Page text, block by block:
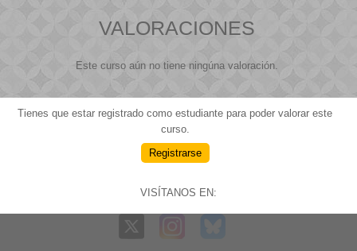
VALORACIONES
Este curso aún no tiene ningúna valoración.
Tienes que estar registrado como estudiante para poder valorar este
curso.
Registrarse
VISÍTANOS EN: